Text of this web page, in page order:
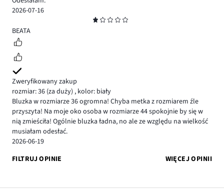
2026-07-16
1
BEATA
Zweryfikowany zakup
rozmiar: 36 (za duży) , kolor: biały
Bluzka w rozmiarze 36 ogromna! Chyba metka z rozmiarem źle
przyszyta! Na moje oko osoba w rozmiarze 44 spokojnie by się w
nią zmieściła! Ogólnie bluzka ładna, no ale ze względu na wielkość
musiałam odesłać.
2026-06-19
FILTRUJ OPINIE
WIĘCEJ OPINII